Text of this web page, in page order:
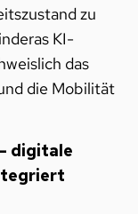
zu
KI-
das
die Mobilität
digitale